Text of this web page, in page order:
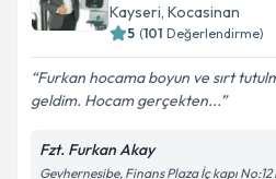
Kayseri, Kocasinan
5 (101 Değerlendirme)
Furkan hocama boyun ve sırt
geldim. Hocam gerçekten...
Fzt. Furkan Akay
Gevhernesibe, Finans Plaza İç kapı No:12